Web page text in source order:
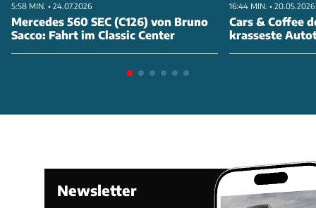
5:58 MIN. • 24.07.2026
Mercedes 560 SEC (C126) von Bruno
Sacco: Fahrt im Classic Center
16:44 MIN. • 20.05.2026
Cars & Coffee
krasseste
Newsletter